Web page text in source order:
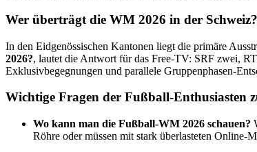
Wer überträgt die WM 2026 in der Schweiz?
In den Eidgenössischen Kantonen liegt die primäre
2026?, lautet die Antwort für das Free-TV: SRF zwei,
Exklusivbegegnungen und parallele Gruppenphasen-
Wichtige Fragen der Fußball-Enthusiasten
Wo kann man die Fußball-WM 2026 schauen?
Röhre oder müssen mit stark überlasteten Online-